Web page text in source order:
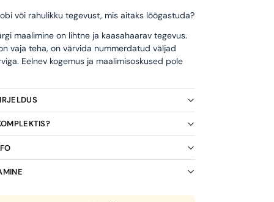
või rahulikku tegevust, mis aitaks lõõgastuda?
maalimine on lihtne ja kaasahaarav tegevus.
vaja teha, on värvida nummerdatud väljad
Eelnev kogemus ja maalimisoskused pole